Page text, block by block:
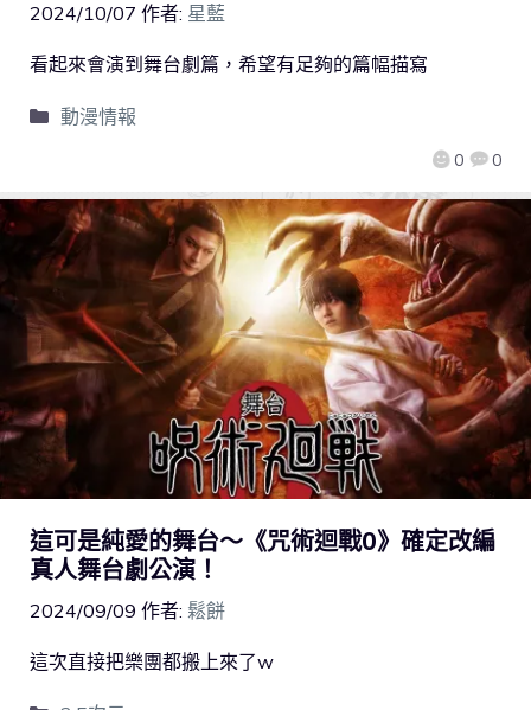
2024/10/07 作者: 星藍
0 0
看起來會演到舞台劇篇，希望有足夠的篇幅描寫
動漫情報
這可是純愛的舞台～《咒術迴戰0》確定改編
真人舞台劇公演！
2024/09/09 作者: 鬆餅
這次直接把樂團都搬上來了w